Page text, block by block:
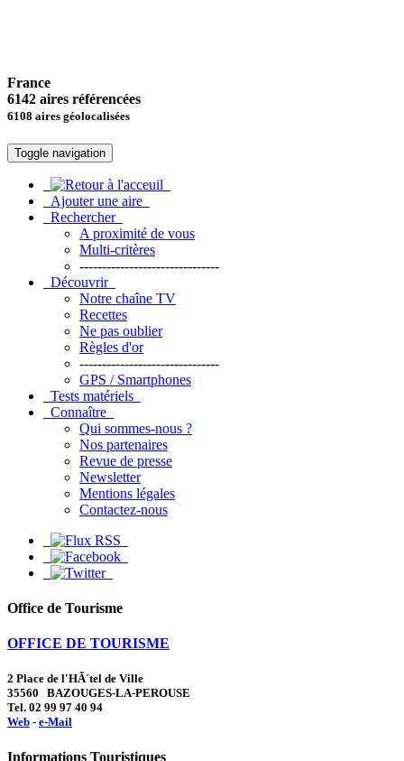
France
6142 aires référencées
6108 aires géolocalisées
Toggle navigation
Ajouter une aire
Rechercher
A proximité de vous
Multi-critères
-------------------------------
Découvrir
Notre chaîne TV
Recettes
Ne pas oublier
Règles d'or
-------------------------------
GPS / Smartphones
Tests matériels
Connaître
Qui sommes-nous ?
Nos partenaires
Revue de presse
Newsletter
Mentions légales
Contactez-nous
Office de Tourisme
OFFICE DE TOURISME
2 Place de l'HÃ´tel de Ville
35560 BAZOUGES-LA-PEROUSE
Tel. 02 99 97 40 94
Web - e-Mail
Informations Touristiques